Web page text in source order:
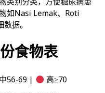
如Nasi Lemak、Roti
据。
食物表
中56-69 |
高≥70